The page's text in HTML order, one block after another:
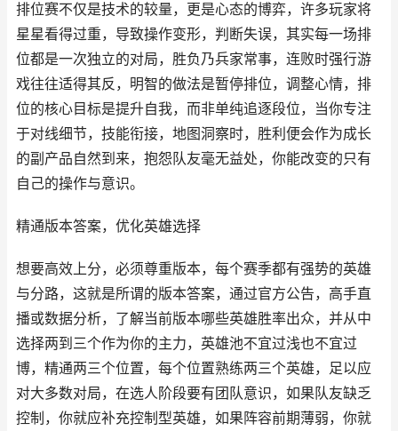
排位赛不仅是技术的较量，更是心态的博弈，许多玩家将
星星看得过重，导致操作变形，判断失误，其实每一场排
位都是一次独立的对局，胜负乃兵家常事，连败时强行游
戏往往适得其反，明智的做法是暂停排位，调整心情，排
位的核心目标是提升自我，而非单纯追逐段位，当你专注
于对线细节，技能衔接，地图洞察时，胜利便会作为成长
的副产品自然到来，抱怨队友毫无益处，你能改变的只有
自己的操作与意识。
精通版本答案，优化英雄选择
想要高效上分，必须尊重版本，每个赛季都有强势的英雄
与分路，这就是所谓的版本答案，通过官方公告，高手直
播或数据分析，了解当前版本哪些英雄胜率出众，并从中
选择两到三个作为你的主力，英雄池不宜过浅也不宜过
博，精通两三个位置，每个位置熟练两三个英雄，足以应
对大多数对局，在选人阶段要有团队意识，如果队友缺乏
控制，你就应补充控制型英雄，如果阵容前期薄弱，你就